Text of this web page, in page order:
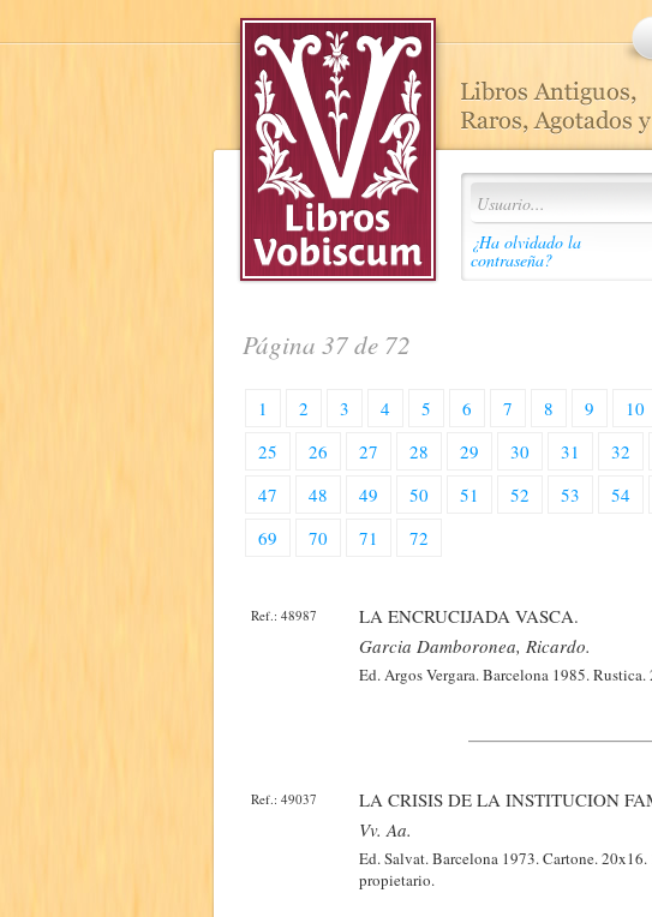
¿Ha olvidado la
contraseña?
Página 37 de 72
1 2 3 4 5 6 7 8 9 10
25
26 27 28 29 30 31 32
47
48 49 50 51 52 53 54
69
70 71 72
Ref.: 48987
LA ENCRUCIJADA VASCA.
Garcia Damboronea, Ricardo.
Ed. Argos Vergara. Barcelona 1985.
Ref.: 49037
LA CRISIS DE LA INSTITUCION
Vv. Aa.
Ed. Salvat. Barcelona 1973. Cartone.
propietario.